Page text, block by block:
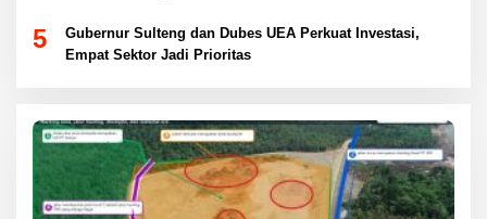
5
Gubernur Sulteng dan Dubes UEA Perkuat Investasi,
Empat Sektor Jadi Prioritas